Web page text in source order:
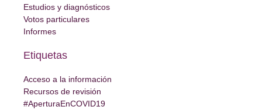
Estudios y diagnósticos
Votos particulares
Informes
Etiquetas
Acceso a la información
Recursos de revisión
#AperturaEnCOVID19